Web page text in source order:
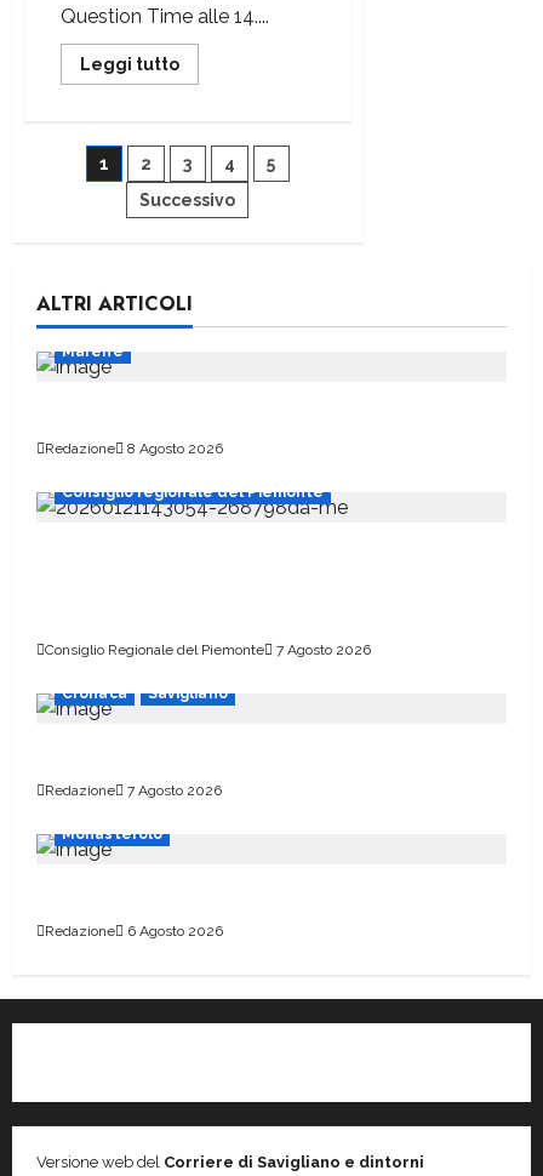
Question Time alle 14....
Leggi tutto
1 2 3 4
5
Successivo
ALTRI ARTICOLI
Marene
Redazione 8 Agosto 2026
Consiglio regionale del Piemonte
Consiglio Regionale del Piemonte 7 Agosto 2026
Cronaca Savigliano
Redazione 7 Agosto 2026
Monasterolo
Redazione 6 Agosto 2026
Versione web del Corriere di Savigliano e dintorni